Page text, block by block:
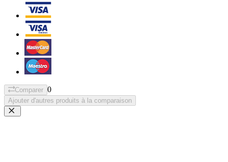
Comparer 0
Ajouter d'autres produits à la comparaison